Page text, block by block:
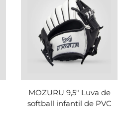
MOZURU 9,5" Luva de
softball infantil de PVC